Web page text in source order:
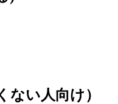
ない人向け）